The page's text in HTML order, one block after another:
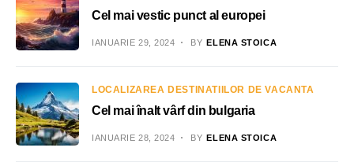
Cel mai vestic punct al europei
IANUARIE 29, 2024 BY ELENA STOICA
LOCALIZAREA DESTINATIILOR DE VACANTA
Cel mai înalt vârf din bulgaria
IANUARIE 28, 2024 BY ELENA STOICA